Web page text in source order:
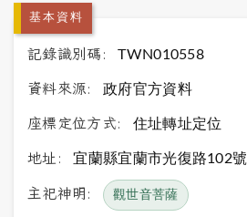
基本資料
記錄識別碼: TWN010558
資料來源: 政府官方資料
座標定位方式: 住址轉址定位
地址: 宜蘭縣宜蘭市光復路102號
主祀神明: 觀世音菩薩